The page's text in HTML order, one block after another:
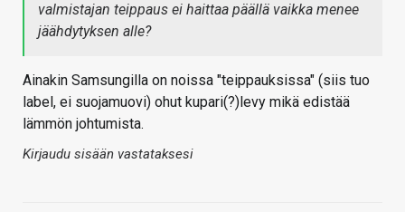
valmistajan teippaus ei haittaa päällä vaikka menee
jäähdytyksen alle?
Ainakin Samsungilla on noissa "teippauksissa" (siis tuo
label, ei suojamuovi) ohut kupari(?)levy mikä edistää
lämmön johtumista.
Kirjaudu sisään vastataksesi